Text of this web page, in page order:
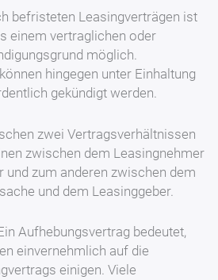
befristeten Leasingverträgen ist
einem vertraglichen oder
möglich.
hingegen unter Einhaltung
gekündigt werden.
zwei Vertragsverhältnissen
zwischen dem Leasingnehmer
und zum anderen zwischen dem
und dem Leasinggeber.
Aufhebungsvertrag bedeutet,
einvernehmlich auf die
einigen. Viele